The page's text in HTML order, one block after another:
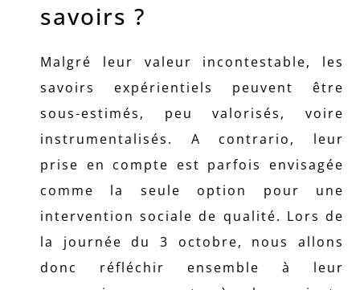
savoirs ?
Malgré leur valeur incontestable, les
savoirs expérientiels peuvent être
sous-estimés, peu valorisés, voire
instrumentalisés. A contrario, leur
prise en compte est parfois envisagée
comme la seule option pour une
intervention sociale de qualité. Lors de
la journée du 3 octobre, nous allons
donc réfléchir ensemble à leur